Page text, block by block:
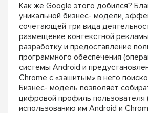
Как же Google этого добился?
уникальной бизнес-­ модели,
сочетающей три вида
размещение контекстной
разработку и предоставление
программного обеспечения
системы Android и
Chrome с «зашитым» в него
Бизнес-­ модель позволяет
цифровой профиль пользователя
использованию им Android и